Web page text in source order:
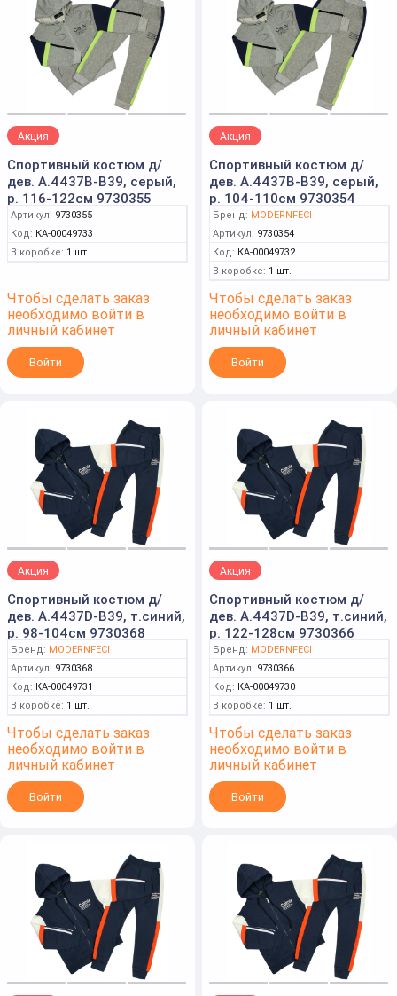
Акция
Спортивный костюм д/
дев. А.4437В-B39, серый,
р. 116-122см 9730355
Артикул: 9730355
Код: КА-00049733
В коробке: 1 шт.
Чтобы сделать заказ
необходимо войти в
личный кабинет
Войти
Акция
Спортивный костюм д/
дев. А.4437В-B39, серый,
р. 104-110см 9730354
Бренд: MODERNFECI
Артикул: 9730354
Код: КА-00049732
В коробке: 1 шт.
Чтобы сделать заказ
необходимо войти в
личный кабинет
Войти
Акция
Спортивный костюм д/
дев. А.4437D-B39, т.синий,
р. 98-104см 9730368
Бренд: MODERNFECI
Артикул: 9730368
Код: КА-00049731
В коробке: 1 шт.
Чтобы сделать заказ
необходимо войти в
личный кабинет
Войти
Акция
Спортивный костюм д/
дев. А.4437D-B39, т.синий,
р. 122-128см 9730366
Бренд: MODERNFECI
Артикул: 9730366
Код: КА-00049730
В коробке: 1 шт.
Чтобы сделать заказ
необходимо войти в
личный кабинет
Войти